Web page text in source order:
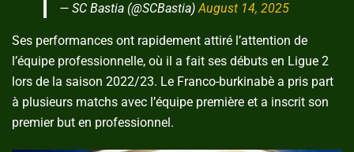
— SC Bastia (@SCBastia)August 14, 2025
Ses performances ont rapidement attiré l’attention de
l’équipe professionnelle, où il a fait ses débuts en Ligue 2
lors de la saison 2022/23. Le Franco-burkinabè a pris part
à plusieurs matchs avec l’équipe première et a inscrit son
premier but en professionnel.